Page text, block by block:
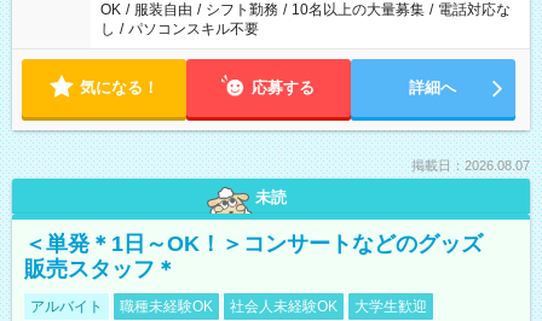
OK / 服装自由 / シフト勤務 / 10名以上の大量募集 / 電話対応な
し / パソコンスキル不要
気になる！ 応募する 詳細へ
掲載日：2026.08.07
未読
＜単発＊1日～OK！＞コンサートなどのグッズ
販売スタッフ＊
アルバイト 職種未経験OK 社会人未経験OK
大学生歓迎